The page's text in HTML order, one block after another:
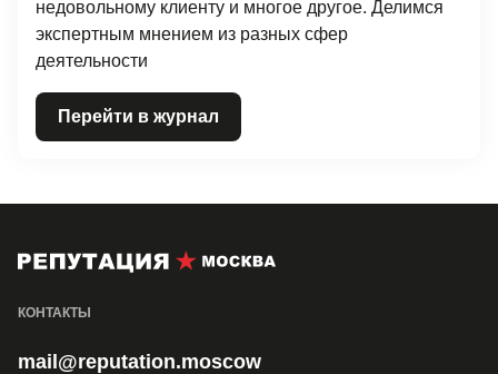
недовольному клиенту и многое другое. Делимся
экспертным мнением из разных сфер
деятельности
Перейти в журнал
КОНТАКТЫ
mail@reputation.moscow